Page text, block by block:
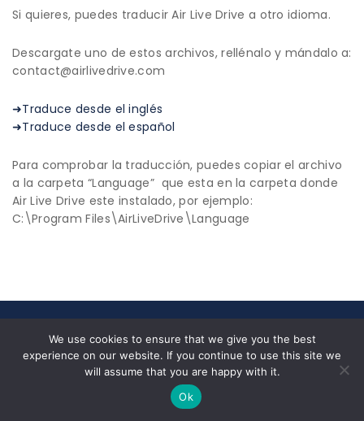
Si quieres, puedes traducir Air Live Drive a otro idioma.
Descargate uno de estos archivos, rellénalo y mándalo a:
contact@airlivedrive.com
➜Traduce desde el inglés
➜Traduce desde el español
Para comprobar la traducción, puedes copiar el archivo
a la carpeta “Language” que esta en la carpeta donde
Air Live Drive este instalado, por ejemplo:
C:\Program Files\AirLiveDrive\Language
© 2026 All Rights Reserved|Privacy Policy |End User
License Agreement
Nosotros✉ contact@airlivedrive.com |
Facebook/airlivedrive.software
We use cookies to ensure that we give you the best
experience on our website. If you continue to use this site we
will assume that you are happy with it.
Ok